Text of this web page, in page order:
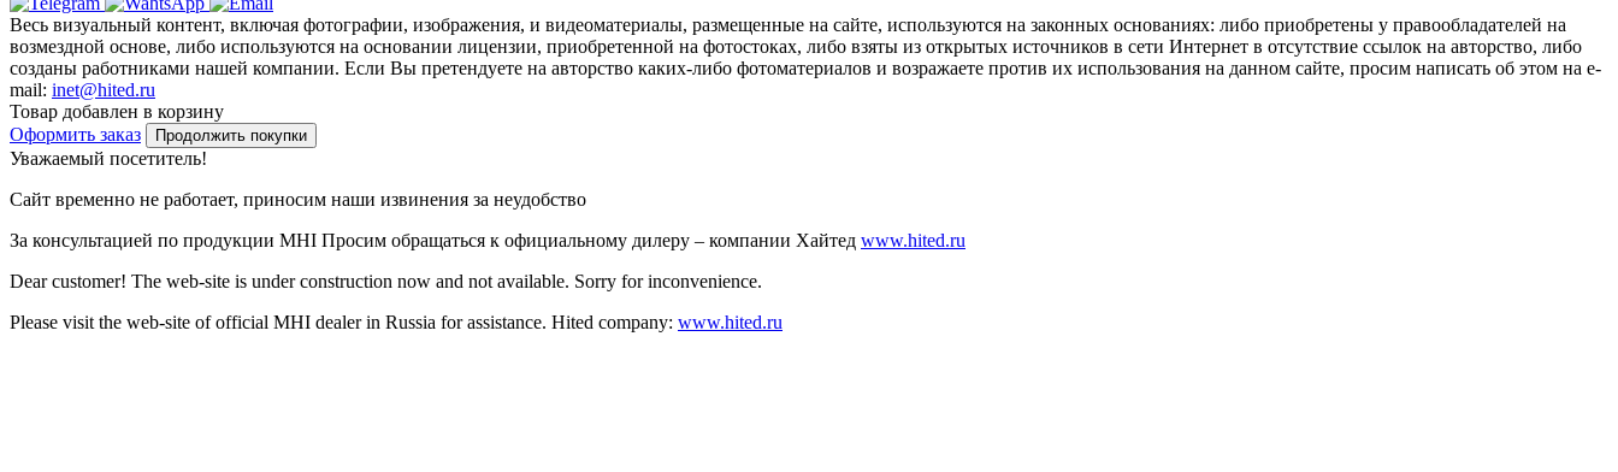
Весь визуальный контент, включая фотографии, изображения, и видеоматериалы, размещенные на сайте, используются на законных основаниях: либо приобретены у правообладателей на
возмездной основе, либо используются на основании лицензии, приобретенной на фотостоках, либо взяты из открытых источников в сети Интернет в отсутствие ссылок на авторство, либо
созданы работниками нашей компании. Если Вы претендуете на авторство каких-либо фотоматериалов и возражаете против их использования на данном сайте, просим написать об этом на e-
mail: inet@hited.ru
Товар добавлен в корзину
Оформить заказ
Продолжить покупки
Уважаемый посетитель!
Сайт временно не работает, приносим наши извинения за неудобство
За консультацией по продукции MHI Просим обращаться к официальному дилеру – компании Хайтед www.hited.ru
Dear customer! The web-site is under construction now and not available. Sorry for inconvenience.
Please visit the web-site of official MHI dealer in Russia for assistance. Hited company: www.hited.ru